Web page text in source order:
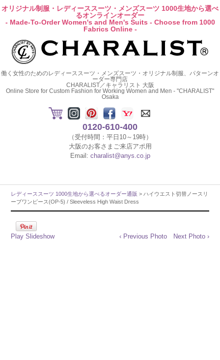
オリジナル制服・レディーススーツ・メンズスーツ 1000生地から選べ
るオンラインオーダー
- Made-To-Order Women's and Men's Suits - Choose from 1000
Fabrics Online -
働く女性のためのレディーススーツ・メンズスーツ・オリジナル制服、パターンオ
ーダー専門店
CHARALIST／キャラリスト 大阪
Online Store for Custom Fashion for Working Women and Men - "CHARALIST"
Osaka
0120-610-400
（受付時間：平日10～19時）
大阪のお客さまご来店アポ用
Email: charalist@anys.co.jp
レディーススーツ 1000生地から選べるオーダー通販 > ハイウエスト切替ノースリ
ーブワンピース(OP-5) / Sleeveless High Waist Dress
Play Slideshow ‹ Previous Photo Next Photo ›